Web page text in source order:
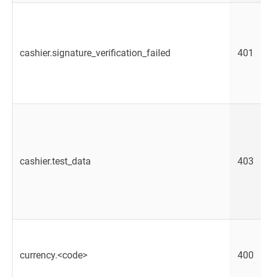
cashier.signature_verification_failed 401
cashier.test_data 403
currency.<code> 400